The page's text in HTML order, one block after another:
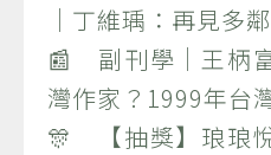
｜丁維瑀：再見多
📰 副刊學｜王柄
灣作家？1999年台
🎊 【抽獎】琅琅